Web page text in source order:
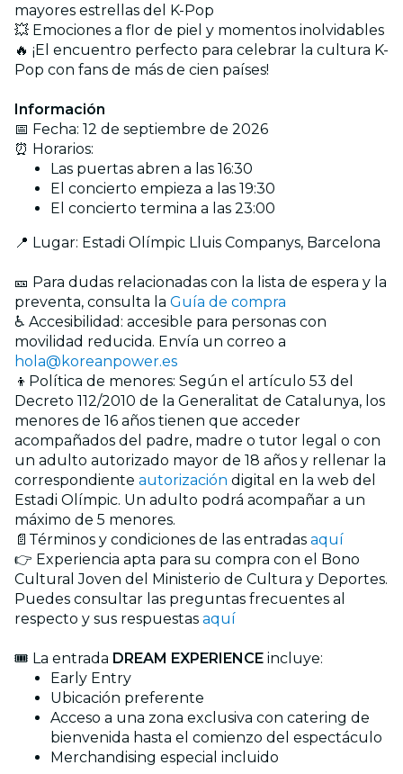
mayores estrellas del K-Pop
💥 Emociones a flor de piel y momentos inolvidables
🔥 ¡El encuentro perfecto para celebrar la cultura K-
Pop con fans de más de cien países!
Información
📅 Fecha: 12 de septiembre de 2026
⏰ Horarios:
Las puertas abren a las 16:30
El concierto empieza a las 19:30
El concierto termina a las 23:00
📍 Lugar: Estadi Olímpic Lluis Companys, Barcelona
🎫 Para dudas relacionadas con la lista de espera y la
preventa, consulta la Guía de compra
♿ Accesibilidad: accesible para personas con
movilidad reducida. Envía un correo a
hola@koreanpower.es
👦Política de menores: Según el artículo 53 del
Decreto 112/2010 de la Generalitat de Catalunya, los
menores de 16 años tienen que acceder
acompañados del padre, madre o tutor legal o con
un adulto autorizado mayor de 18 años y rellenar la
correspondiente autorización digital en la web del
Estadi Olímpic. Un adulto podrá acompañar a un
máximo de 5 menores.
📄Términos y condiciones de las entradas aquí
👉 Experiencia apta para su compra con el Bono
Cultural Joven del Ministerio de Cultura y Deportes.
Puedes consultar las preguntas frecuentes al
respecto y sus respuestas aquí
🎟️ La entrada DREAM EXPERIENCE incluye:
Early Entry
Ubicación preferente
Acceso a una zona exclusiva con catering de
bienvenida hasta el comienzo del espectáculo
Merchandising especial incluido